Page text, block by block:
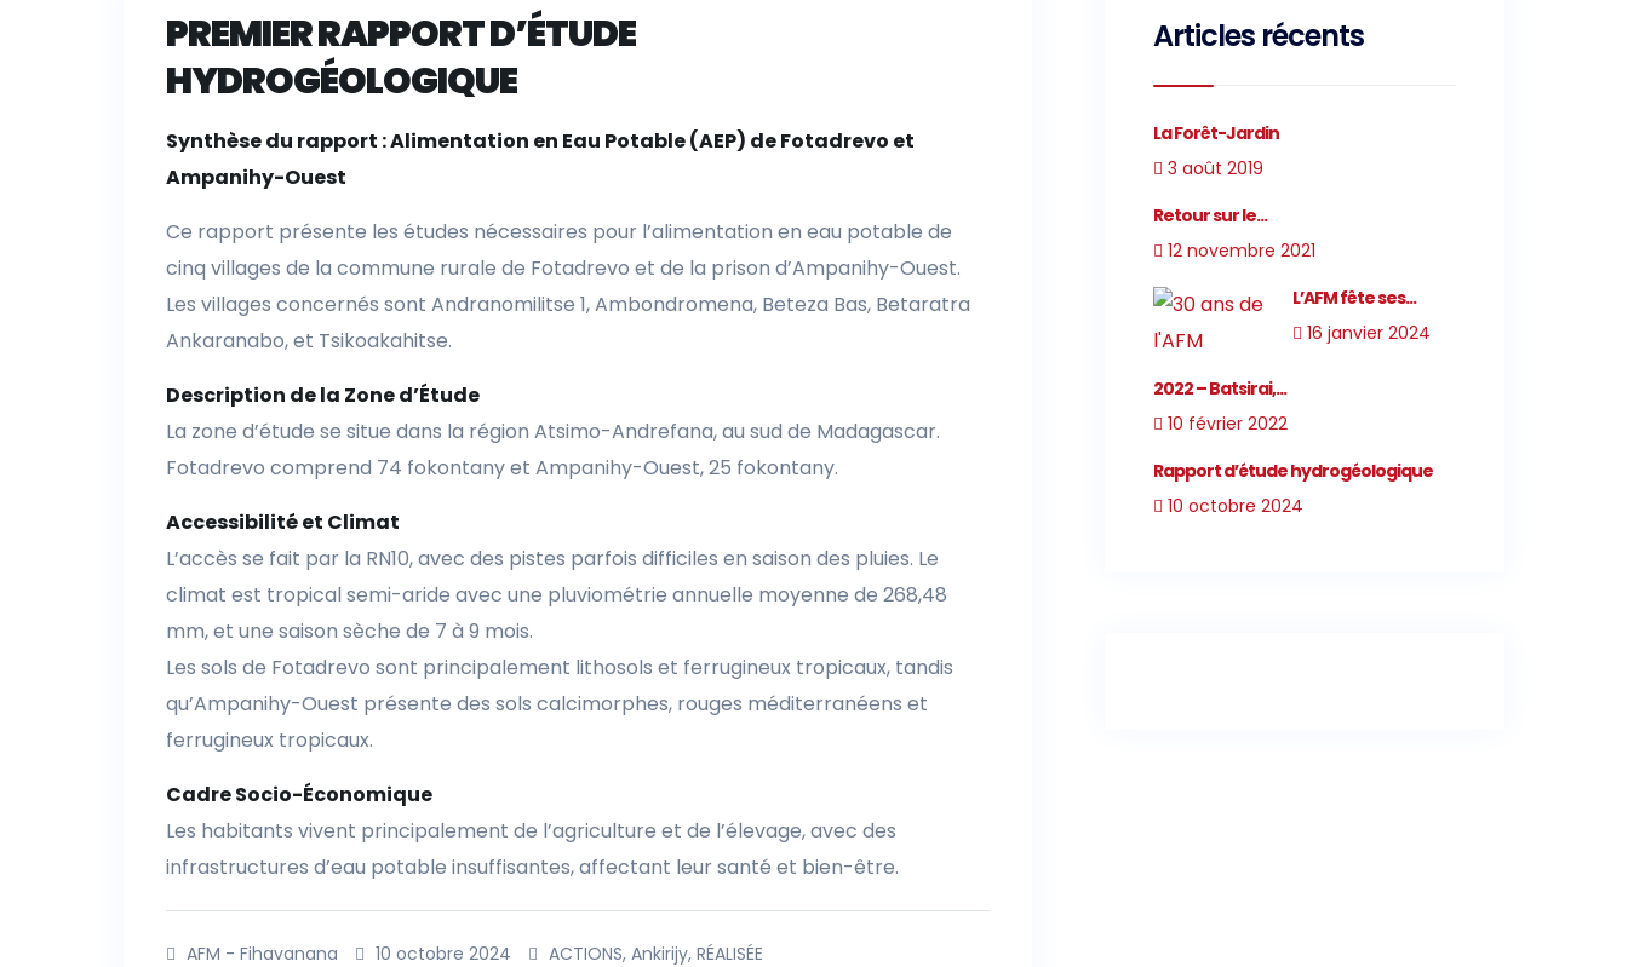
PREMIER RAPPORT D’ÉTUDE
HYDROGÉOLOGIQUE
Synthèse du rapport : Alimentation en Eau Potable (AEP) de Fotadrevo et
Ampanihy-Ouest
Ce rapport présente les études nécessaires pour l’alimentation en eau potable de
cinq villages de la commune rurale de Fotadrevo et de la prison d’Ampanihy-Ouest.
Les villages concernés sont Andranomilitse 1, Ambondromena, Beteza Bas, Betaratra
Ankaranabo, et Tsikoakahitse.
Description de la Zone d’Étude
La zone d’étude se situe dans la région Atsimo-Andrefana, au sud de Madagascar.
Fotadrevo comprend 74 fokontany et Ampanihy-Ouest, 25 fokontany.
Accessibilité et Climat
L’accès se fait par la RN10, avec des pistes parfois difficiles en saison des pluies. Le
climat est tropical semi-aride avec une pluviométrie annuelle moyenne de 268,48
mm, et une saison sèche de 7 à 9 mois.
Les sols de Fotadrevo sont principalement lithosols et ferrugineux tropicaux, tandis
qu’Ampanihy-Ouest présente des sols calcimorphes, rouges méditerranéens et
ferrugineux tropicaux.
Cadre Socio-Économique
Les habitants vivent principalement de l’agriculture et de l’élevage, avec des
infrastructures d’eau potable insuffisantes, affectant leur santé et bien-être.
AFM - Fihavanana 10 octobre 2024 ACTIONS, Ankirijy, RÉALISÉE
Articles récents
La Forêt-Jardin
3 août 2019
Retour sur le...
12 novembre 2021
L’AFM fête ses...
16 janvier 2024
2022 – Batsirai,...
10 février 2022
Rapport d’étude hydrogéologique
10 octobre 2024